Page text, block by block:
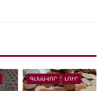
ԳԼԽԱՎՈՐ ԼՈՒՐ